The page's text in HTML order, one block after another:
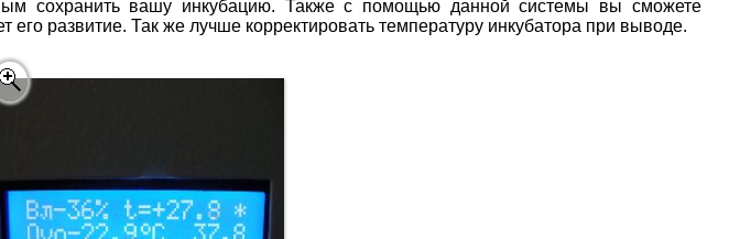
сохранить вашу инкубацию. Также с помощью данной системы вы сможете
его развитие. Так же лучше корректировать температуру инкубатора при выводе.